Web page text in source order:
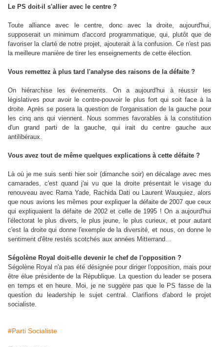
Le PS doit-il s'allier avec le centre ?
Toute alliance avec le centre, donc avec la droite, aujourd'hui,
supposerait un minimum d'accord programmatique, qui, plutôt que de
favoriser la clarté de notre projet, ajouterait à la confusion. Ce n'est pas
la meilleure manière de tirer les enseignements de cette élection.
Vous remettez à plus tard l'analyse des raisons de la défaite ?
On hiérarchise les événements. On a aujourd'hui à réussir les
législatives pour avoir le contre-pouvoir le plus fort qui soit face à la
droite. Après se posera la question de l'organisation de la gauche pour
les cinq ans qui viennent. Nous sommes favorables à la constitution
d'un grand parti de la gauche, qui irait du centre gauche aux
antilibéraux.
Vous avez tout de même quelques explications à cette défaite ?
Là où je me suis senti hier soir (dimanche soir) en décalage avec mes
camarades, c'est quand j'ai vu que la droite présentait le visage du
renouveau avec Rama Yade, Rachida Dati ou Laurent Wauquiez, alors
que nous avions les mêmes pour expliquer la défaite de 2007 que ceux
qui expliquaient la défaite de 2002 et celle de 1995 ! On a aujourd'hui
l'électorat le plus divers, le plus jeune, le plus curieux, et pour autant
c'est la droite qui donne l'exemple de la diversité, et nous, on donne le
sentiment d'être restés scotchés aux années Mitterrand...
Ségolène Royal doit-elle devenir le chef de l'opposition ?
Ségolène Royal n'a pas été désignée pour diriger l'opposition, mais pour
être élue présidente de la République. La question du leader se posera
en temps et en heure. Moi, je ne suggère pas que le PS fasse de la
question du leadership le sujet central.
Clarifions d'abord le projet
socialiste.
#Parti Socialiste